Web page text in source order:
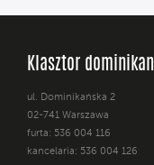
Klasztor
ul. Dominikańska 2
02-741 Warszawa
furta: 536 004 116
kancelaria: 536 004 126